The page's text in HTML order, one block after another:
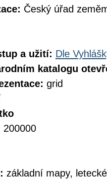
Český úřad
a užití: Dle
katalogu
grid
200000
základní mapy,